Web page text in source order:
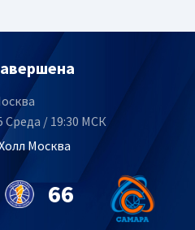
Среда / 19:30 МСК
Москва
66